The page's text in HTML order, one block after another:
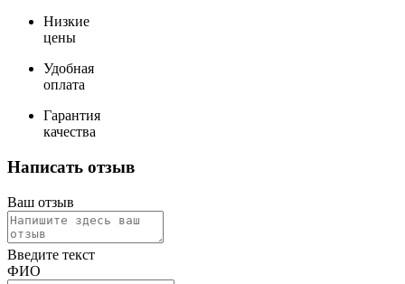
Низкие
цены
Удобная
оплата
Гарантия
качества
Написать отзыв
Ваш отзыв
Введите текст
ФИО